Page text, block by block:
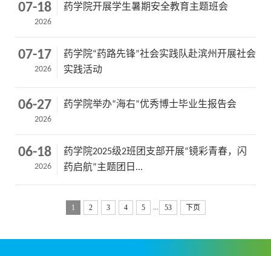
07-18
2026
药学院开展学生暑期安全教育主题班会
07-17
2026
药学院“药路先锋”社会实践队赴滨州开展社会
实践活动
06-27
2026
药学院举办“海右”优秀博士毕业生报告会
06-18
2026
药学院2025级2班团支部开展“镜彩青春，闪
药启航”主题团日...
1 2 3 4 5 ... 53 下页